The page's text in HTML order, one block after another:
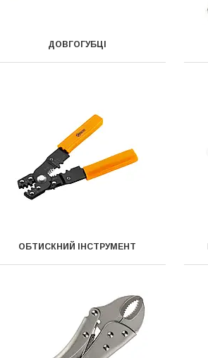
ДОВГОГУБЦІ
ОБТИСКНИЙ ІНСТРУМЕНТ